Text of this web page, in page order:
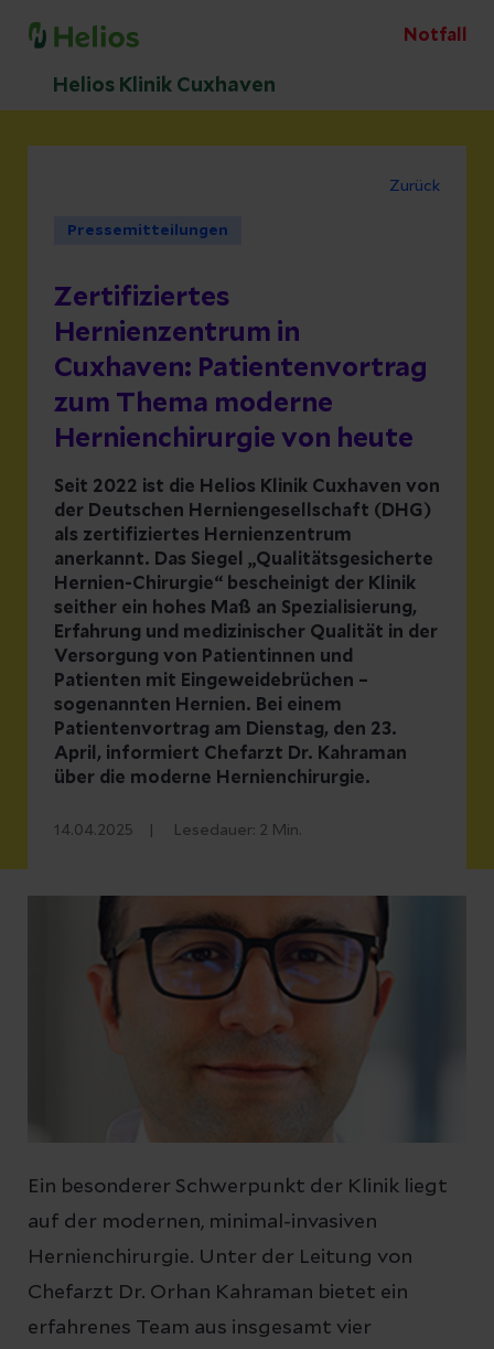
Notfall
Helios Klinik Cuxhaven
Zurück
Pressemitteilungen
Zertifiziertes
Hernienzentrum in
Cuxhaven: Patientenvortrag
zum Thema moderne
Hernienchirurgie von heute
Seit 2022 ist die Helios Klinik Cuxhaven von
der Deutschen Herniengesellschaft (DHG)
als zertifiziertes Hernienzentrum
anerkannt. Das Siegel „Qualitätsgesicherte
Hernien-Chirurgie“ bescheinigt der Klinik
seither ein hohes Maß an Spezialisierung,
Erfahrung und medizinischer Qualität in der
Versorgung von Patientinnen und
Patienten mit Eingeweidebrüchen –
sogenannten Hernien. Bei einem
Patientenvortrag am Dienstag, den 23.
April, informiert Chefarzt Dr. Kahraman
über die moderne Hernienchirurgie.
14.04.2025 Lesedauer: 2 Min.
Ein besonderer Schwerpunkt der Klinik liegt
auf der modernen, minimal-invasiven
Hernienchirurgie. Unter der Leitung von
Chefarzt Dr. Orhan Kahraman bietet ein
erfahrenes Team aus insgesamt vier